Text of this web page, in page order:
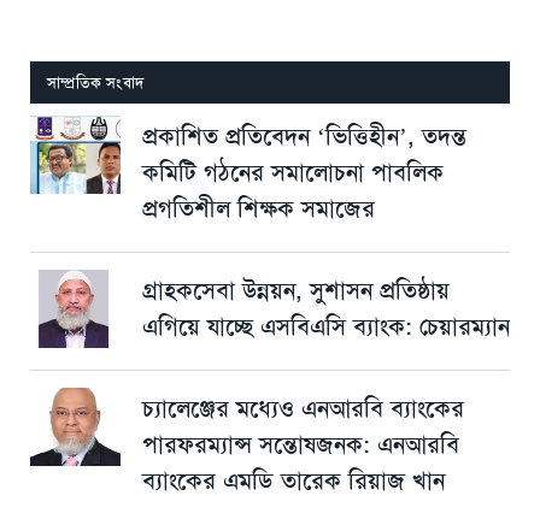
সাম্প্রতিক সংবাদ
প্রকাশিত প্রতিবেদন ‘ভিত্তিহীন’, তদন্ত
কমিটি গঠনের সমালোচনা পাবলিক
প্রগতিশীল শিক্ষক সমাজের
গ্রাহকসেবা উন্নয়ন, সুশাসন প্রতিষ্ঠায়
এগিয়ে যাচ্ছে এসবিএসি ব্যাংক: চেয়ারম্যান
চ্যালেঞ্জের মধ্যেও এনআরবি ব্যাংকের
পারফরম্যান্স সন্তোষজনক: এনআরবি
ব্যাংকের এমডি তারেক রিয়াজ খান